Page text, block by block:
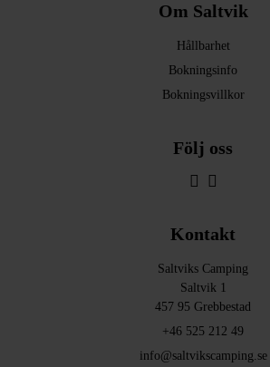
Om Saltvik
Hållbarhet
Bokningsinfo
Bokningsvillkor
Följ oss
Kontakt
Saltviks Camping
Saltvik 1
457 95 Grebbestad
+46 525 212 49
info@saltvikscamping.se